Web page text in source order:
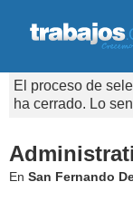
El proceso de
ha cerrado. Lo
En San Fernando